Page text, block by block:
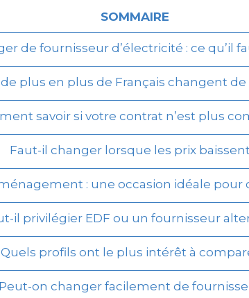
SOMMAIRE
de fournisseur d’électricité : ce qu’il
plus en plus de Français changent de
savoir si votre contrat n’est plus
Faut-il changer lorsque les prix
: une occasion idéale pour
il privilégier EDF ou un fournisseur
Quels profils ont le plus intérêt à
Peut-on changer facilement de